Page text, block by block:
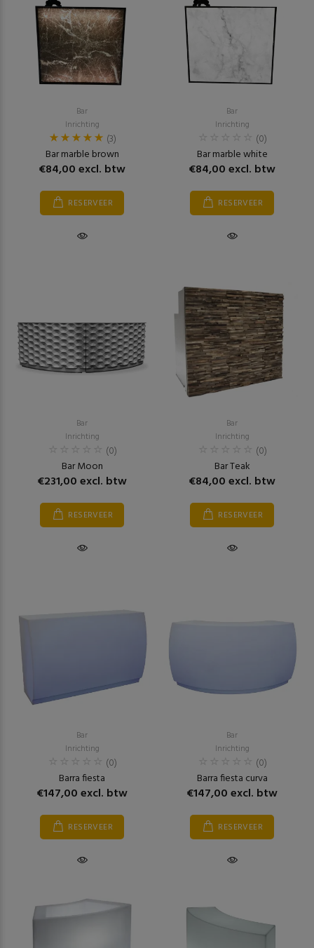
Bar
Inrichting
(3)
Bar marble brown
€84,00 excl. btw
RESERVEER
Bar
Inrichting
(0)
Bar marble white
€84,00 excl. btw
RESERVEER
Bar
Inrichting
(0)
Bar Moon
€231,00 excl. btw
RESERVEER
Bar
Inrichting
(0)
Bar Teak
€84,00 excl. btw
RESERVEER
Bar
Inrichting
(0)
Barra fiesta
€147,00 excl. btw
RESERVEER
Bar
Inrichting
(0)
Barra fiesta curva
€147,00 excl. btw
RESERVEER